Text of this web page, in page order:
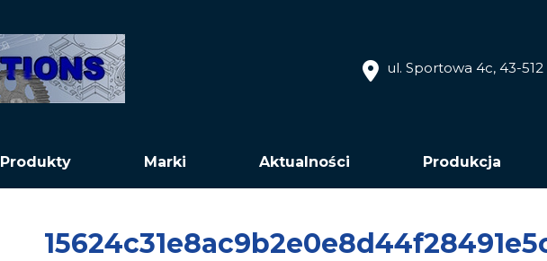
ul. Sportowa 4c, 43-
Produkty Marki Aktualności Produkcja